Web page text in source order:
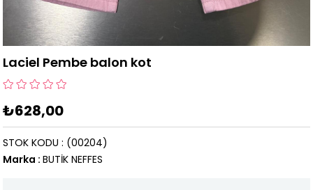
Laciel Pembe balon kot
₺628,00
(00204)
STOK KODU
Marka : BUTİK NEFFES